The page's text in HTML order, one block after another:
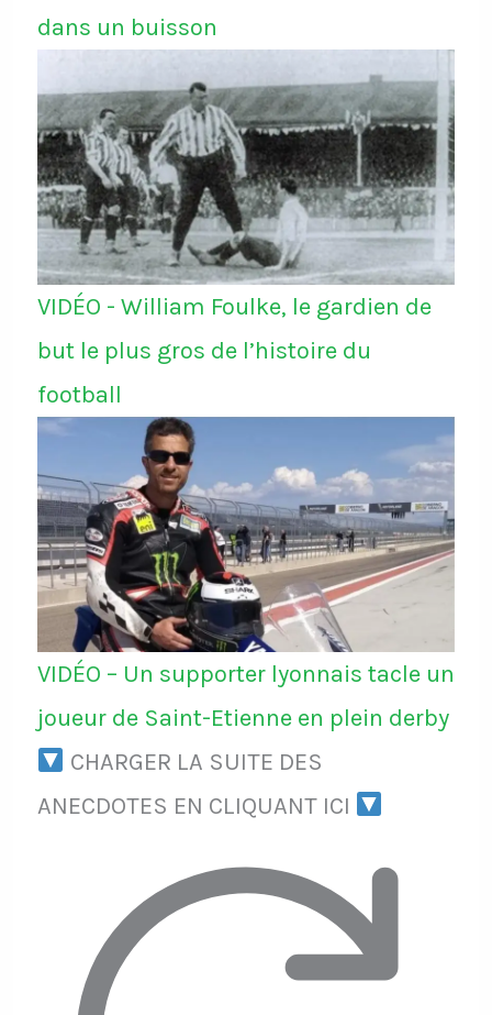
dans un buisson
VIDÉO - William Foulke, le gardien de
but le plus gros de l’histoire du
football
VIDÉO – Un supporter lyonnais tacle un
joueur de Saint-Etienne en plein derby
CHARGER LA SUITE DES
ANECDOTES EN CLIQUANT ICI